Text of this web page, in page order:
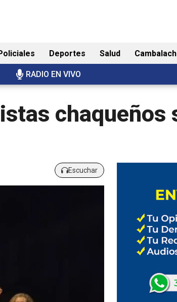
Deportes Salud
RADIO EN VIVO
chaqueños
Escuchar